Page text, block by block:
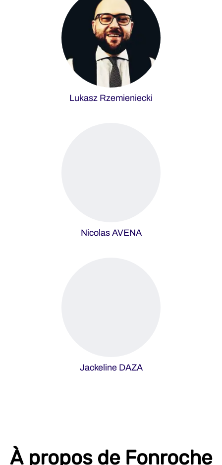
Lukasz Rzemieniecki
Nicolas AVENA
Jackeline DAZA
À propos de Fonroche